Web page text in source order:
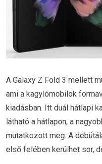
A Galaxy Z Fold 3 mellett
ami a kagylómobilok
kiadásban. Itt duál hátlapi
látható a hátlapon, a
mutatkozott meg. A
első felében kerülhet sor,